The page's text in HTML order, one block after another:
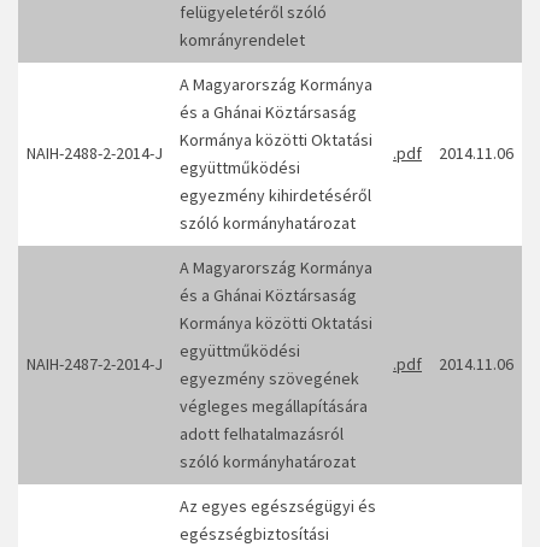
felügyeletéről szóló
komrányrendelet
NAIH-2488-2-2014-J
A Magyarország Kormánya
és a Ghánai Köztársaság
Kormánya közötti Oktatási
együttműködési
egyezmény kihirdetéséről
szóló kormányhatározat
.pdf 2014.11.06
NAIH-2487-2-2014-J
A Magyarország Kormánya
és a Ghánai Köztársaság
Kormánya közötti Oktatási
együttműködési
egyezmény szövegének
végleges megállapítására
adott felhatalmazásról
szóló kormányhatározat
.pdf 2014.11.06
Az egyes egészségügyi és
egészségbiztosítási